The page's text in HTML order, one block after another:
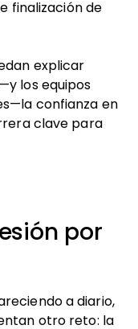
finalización de
explicar
los equipos
confianza en
clave para
por
a diario,
otro reto: la